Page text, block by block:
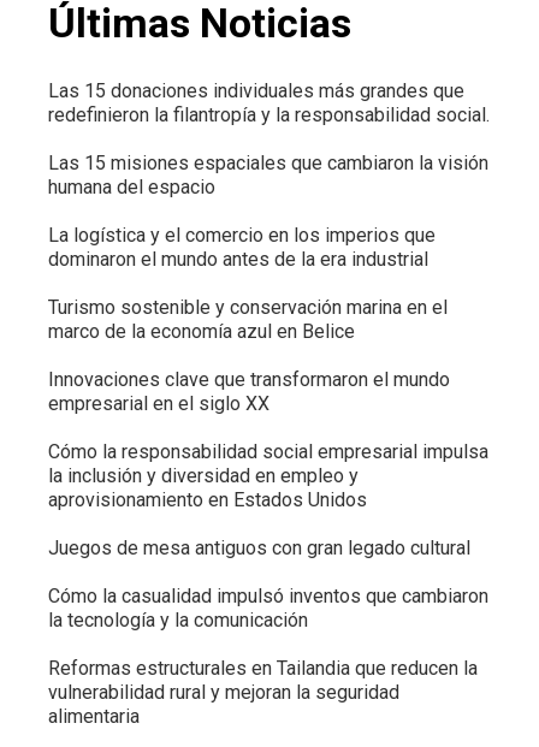
Últimas Noticias
Las 15 donaciones individuales más grandes que
redefinieron la filantropía y la responsabilidad social.
Las 15 misiones espaciales que cambiaron la visión
humana del espacio
La logística y el comercio en los imperios que
dominaron el mundo antes de la era industrial
Turismo sostenible y conservación marina en el
marco de la economía azul en Belice
Innovaciones clave que transformaron el mundo
empresarial en el siglo XX
Cómo la responsabilidad social empresarial impulsa
la inclusión y diversidad en empleo y
aprovisionamiento en Estados Unidos
Juegos de mesa antiguos con gran legado cultural
Cómo la casualidad impulsó inventos que cambiaron
la tecnología y la comunicación
Reformas estructurales en Tailandia que reducen la
vulnerabilidad rural y mejoran la seguridad
alimentaria